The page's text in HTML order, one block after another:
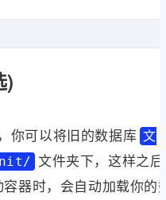
)
你可以将旧的数据库 文
文件夹下，这样之后
器时，会自动加载你的